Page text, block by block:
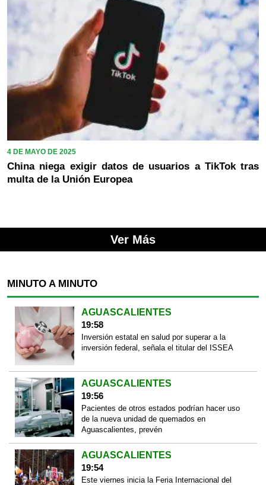
4 DE MAYO DE 2025
China niega exigir datos de usuarios a TikTok tras
multa de la Unión Europea
Ver Más
MINUTO A MINUTO
AGUASCALIENTES
19:58
Inversión estatal en salud por superar a la
inversión federal, señala el titular del ISSEA
AGUASCALIENTES
19:56
Pacientes de otros estados podrían hacer uso
de la nueva unidad de quemados en
Aguascalientes, prevén
AGUASCALIENTES
19:54
Este viernes inicia la Feria Internacional del